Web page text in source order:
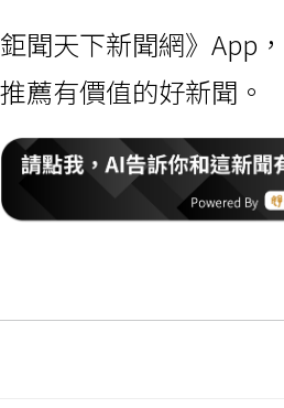
聞天下新聞網》App，
薦有價值的好新聞。